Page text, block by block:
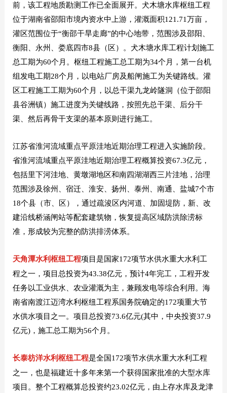
前，该工程地质勘测工作已全面展开。犬木塘水库枢纽工程
位于湖南省邵阳市境内资水中上游，灌溉面积121.71万亩，
灌区范围位于“衡邵干旱走廊”的中心地带，范围涉及邵阳、
衡阳、永州、娄底四市8县（区）。犬木塘水库工程计划施工
总工期为60个月。枢纽工程施工总工期为34个月，第一台机
组发电工期28个月，以电站厂房及船闸施工为关键路线。灌
区工程施工工期为60个月，以总干渠九龙岭隧洞（位于邵阳
县谷洲镇）施工进度为关键线路，按照先总干渠、后分干
渠、然后再骨干支渠的基本原则进行施工。
江苏省淮河流域重点平原洼地近期治理工程进入实施阶段。
省淮河流域重点平原洼地近期治理工程概算投资67.3亿元，
包括里下河洼地、黄墩湖地区和南四湖湖西三片洼地，治理
范围涉及徐州、宿迁、淮安、扬州、泰州、南通、盐城7个市
18个县（市、区），通过疏浚区内河道、加固堤防，新、改
建沿线桥涵闸站等配套建筑物，恢复提高区域防洪除涝标
准，形成较为完整的防洪排涝体系。
天角潭水利枢纽工程项目是国家172项节水供水重大水利工
程之一，项目总投资为43.38亿元，预计4年完工，工程开发
任务以工业供水、农业灌溉为主，兼顾发电等综合利用。 海
南省南渡江迈湾水利枢纽工程系国务院确定的172项重大节
水供水项目之一。项目总投资73.6亿元(其中，中央投资37.9
亿元)，施工总工期为56个月。
长泰枋洋水利枢纽工程是全国172项节水供水重大水利工程
之一，也是福建近十多年来第一个获得国家批准的大型水库
项目。整个工程概算总投资约23.02亿元，由上存水库及龙津